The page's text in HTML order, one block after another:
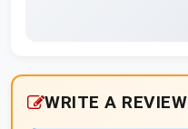
WRITE A REVIEW